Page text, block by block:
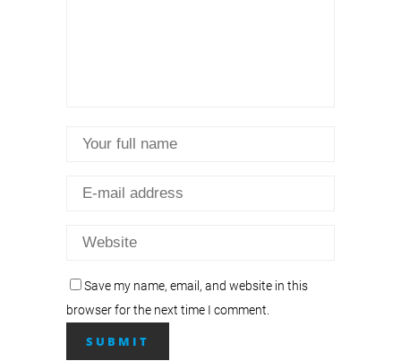
Save my name, email, and website in this
browser for the next time I comment.